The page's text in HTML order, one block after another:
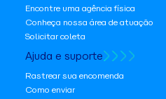
Encontre uma agência física
Conheça nossa área de atuação
Solicitar coleta
Ajuda e suporte
Rastrear sua encomenda
Como enviar